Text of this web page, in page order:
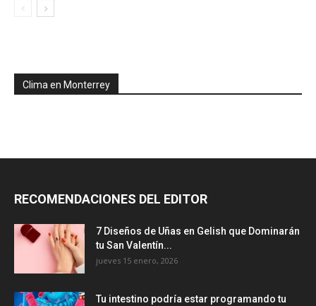
Clima en Monterrey
RECOMENDACIONES DEL EDITOR
7 Diseños de Uñas en Gelish que Dominarán
tu San Valentín...
jueves 15 enero, 2026
Tu intestino podría estar programando tu